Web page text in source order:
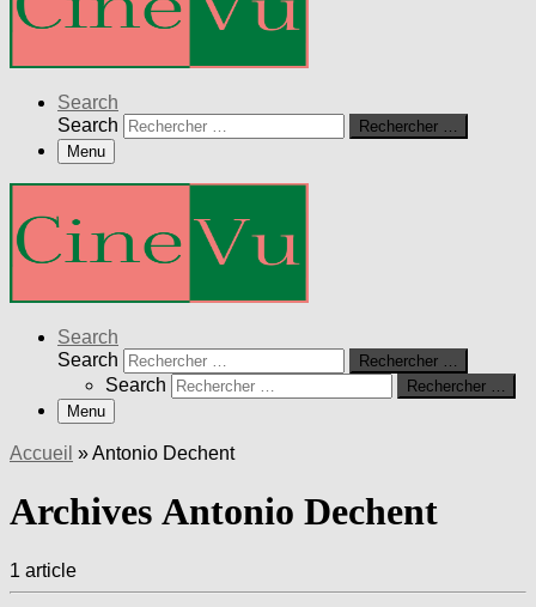
Search
Search
Rechercher …
Menu
Search
Search
Rechercher …
Search
Rechercher …
Menu
Accueil »Antonio Dechent
Archives Antonio Dechent
1 article